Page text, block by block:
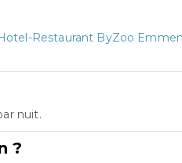
Restaurant ByZoo Emmen
nuit.
?